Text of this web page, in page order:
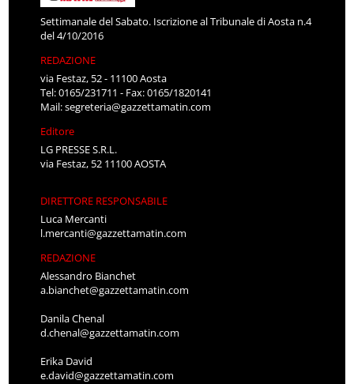
Settimanale del Sabato. Iscrizione al Tribunale di Aosta n.4
del 4/10/2016
REDAZIONE
via Festaz, 52 - 11100 Aosta
Tel: 0165/231711 - Fax: 0165/1820141
Mail:segreteria@gazzettamatin.com
Editore
LG PRESSE S.R.L.
via Festaz, 52 11100 AOSTA
DIRETTORE RESPONSABILE
Luca Mercanti
l.mercanti@gazzettamatin.com
REDAZIONE
Alessandro Bianchet
a.bianchet@gazzettamatin.com
Danila Chenal
d.chenal@gazzettamatin.com
Erika David
e.david@gazzettamatin.com